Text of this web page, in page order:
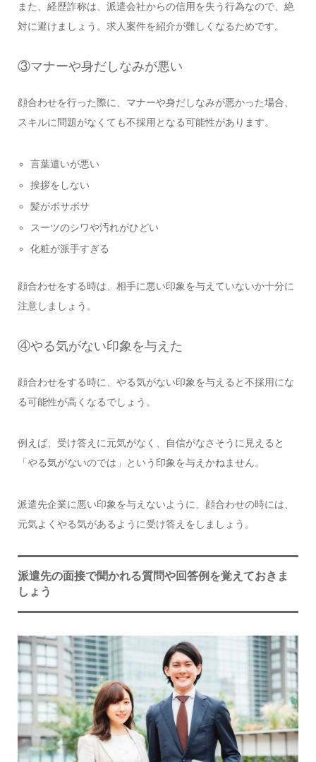
また、経歴詐称は、派遣会社からの信用を失う行為なので、絶
対に避けましょう。求人案件を紹介が難しくなるためです。
③マナーや身だしなみが悪い
顔合わせを行った際に、マナーや身だしなみが悪かった場合、
スキルに問題がなくても不採用となる可能性があります。
言葉遣いが悪い
挨拶をしない
髪がボサボサ
スーツのシワや汚れがひどい
化粧が派手すぎる
顔合わせをする時は、相手に悪い印象を与えていないか十分に
注意しましょう。
④やる気がない印象を与えた
顔合わせをする時に、やる気がない印象を与えると不採用にな
る可能性が高くなるでしょう。
例えば、受け答えに元気がなく、自信がなさそうに見えると
「やる気がないのでは」という印象を与えかねません。
派遣先企業に悪い印象を与えないように、顔合わせの時には、
元気よくやる気があるように受け答えをしましょう。
派遣先の面接で聞かれる質問や回答例を覚えておきま
しょう